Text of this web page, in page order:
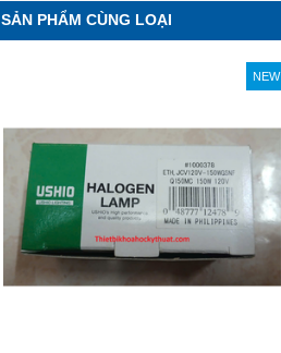
SẢN PHẨM CÙNG LOẠI
NEW